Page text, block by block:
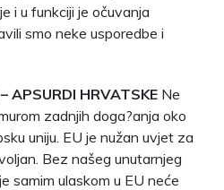
i u funkciji je očuvanja
smo neke usporedbe i
APSURDI HRVATSKE Ne
zadnjih doga?anja oko
uniju. EU je nužan uvjet za
Bez našeg unutarnjeg
samim ulaskom u EU neće